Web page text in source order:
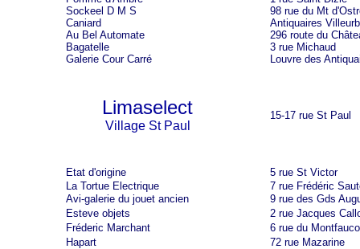
Sockeel D M S
98 rue du Mt
Caniard
Antiquaires
Au Bel Automate
296 route du
Bagatelle
3 rue Michaud
Galerie Cour Carré
Louvre des
Limaselect
Village St Paul
15-17 rue St Paul
Etat d'origine
5 rue St Victor
La Tortue Electrique
7 rue Frédéric
Avi-galerie du jouet ancien
9 rue des Gds
Esteve objets
2 rue Jacques
Fréderic Marchant
6 rue du
Hapart
72 rue Mazarine